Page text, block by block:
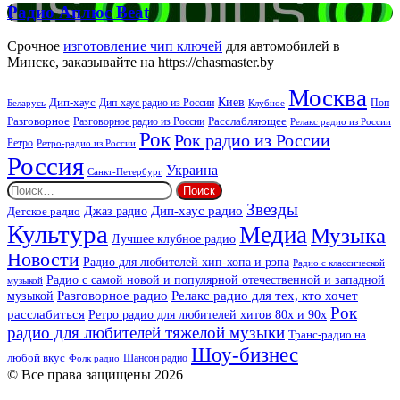
Радио
Аплюс
Beat
Радио Аплюс Beat
Срочное изготовление чип ключей для автомобилей в
Минске, заказывайте на https://chasmaster.by
Беларусь Дип-хаус Дип-хаус радио из России Киев Клубное Москва Поп
Разговорное Разговорное радио из России Расслабляющее Релакс радио из России
Ретро Ретро-радио из России РокРок радио из России
Россия Санкт-Петербург Украина
Найти:
Детское радио Джаз радио Дип-хаус радио Звезды
Культура Лучшее клубное радио МедиаМузыка
Новости Радио для любителей хип-хопа и рэпа Радио с классической
музыкой Радио с самой новой и популярной отечественной и западной
музыкой Разговорное радио Релакс радио для тех, кто хочет
расслабиться Ретро радио для любителей хитов 80х и 90х Рок
радио для любителей тяжелой музыки Транс-радио на
любой вкус Фолк радио Шансон радио Шоу-бизнес
© Все права защищены 2026